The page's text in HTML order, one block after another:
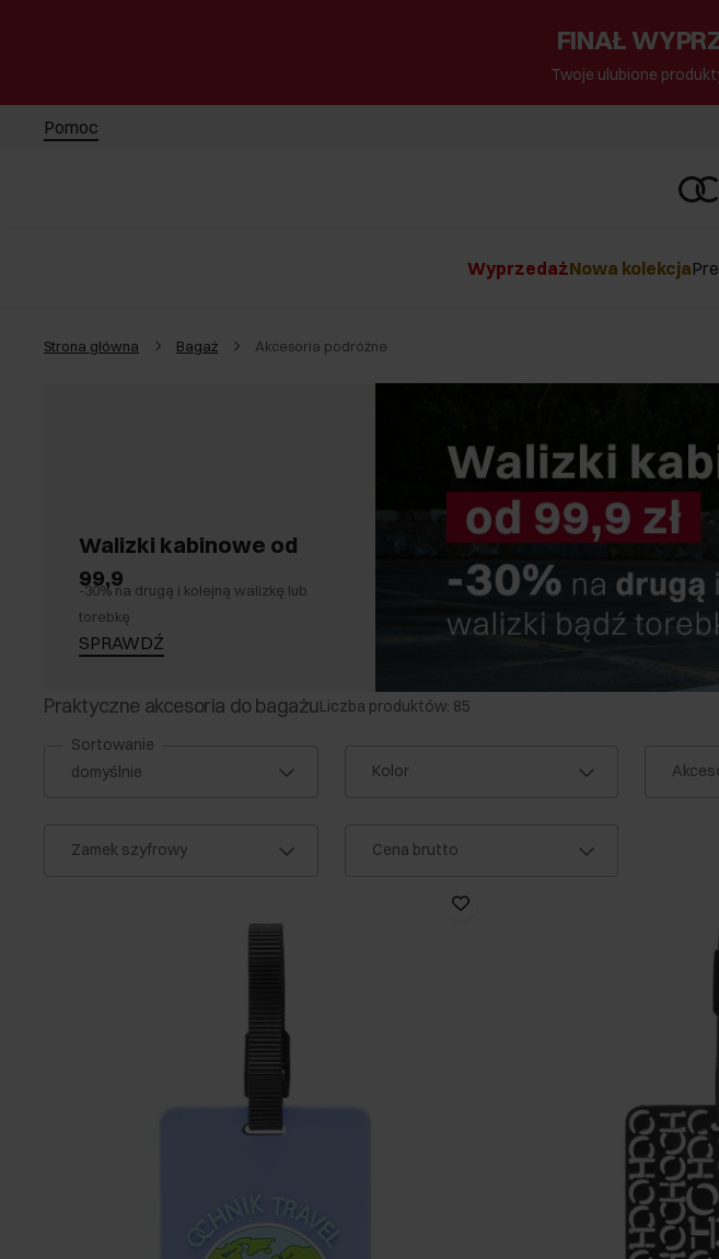
FINAŁ
Twoje ulubione
Pomoc
WyprzedażNowa kolekcja
Strona główna Bagaż Akcesoria podróżne
Walizki kabinowe od
99,9
-30% na drugą i kolejną walizkę lub
torebkę
SPRAWDŹ
Praktyczne akcesoria do bagażuLiczba produktów: 85
Sortowanie
Kolor
Zamek szyfrowy Cena brutto